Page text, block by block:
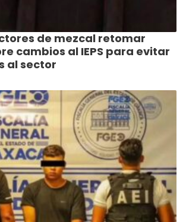
de mezcal retomar
cambios al IEPS para evitar
al sector